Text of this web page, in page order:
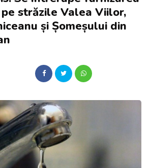
străzile Valea Viilor,
și Șomeșului din